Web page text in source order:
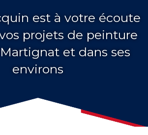
est à votre écoute
projets de peinture
et dans ses
environs